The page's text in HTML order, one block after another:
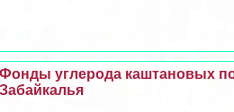
Фонды углерода каштановых
Забайкалья